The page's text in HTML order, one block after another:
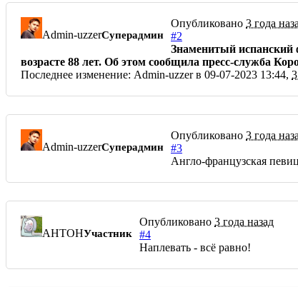
Admin-uzzerСуперадмин
Опубликовано 3 года
#2
Знаменитый испанский
возрасте 88 лет. Об этом сообщила пресс-служба
Последнее изменение: Admin-uzzer в 09-07-2023 13:44,
Admin-uzzerСуперадмин
Опубликовано 3 года
#3
Англо-французская
AHTOHУчастник
Опубликовано 3 года назад
#4
Наплевать - всё равно!